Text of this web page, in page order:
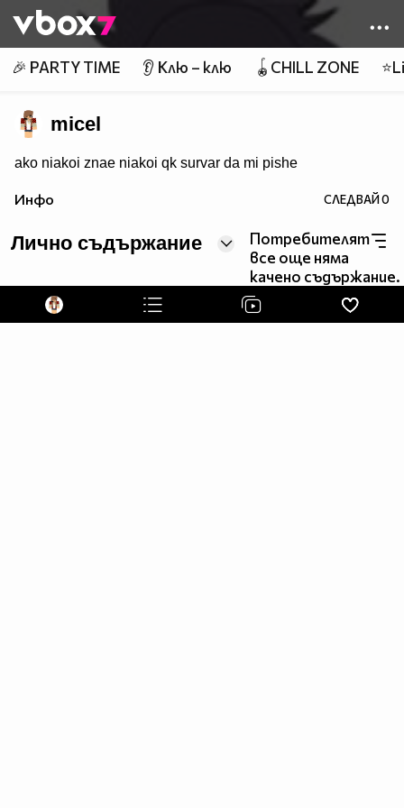
👾
🎉 PARTY TIME 👂 Клю – клю 🪀CHILL ZONE
micel
ako niakoi znae niakoi qk survar da mi pishe
Инфо СЛЕДВАЙ0
Лично съдържание
Потребителят
все още няма
качено съдържание.